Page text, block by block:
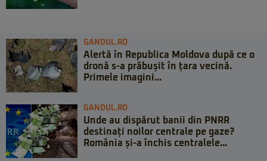
GANDUL.RO
Alertă în Republica Moldova după ce o
dronă s-a prăbușit în țara vecină.
Primele imagini...
GANDUL.RO
Unde au dispărut banii din PNRR
destinați noilor centrale pe gaze?
România și-a închis centralele...